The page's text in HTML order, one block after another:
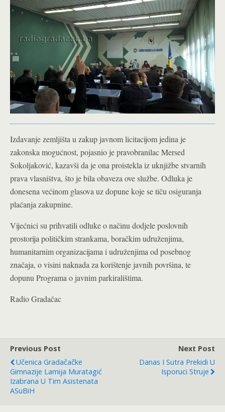
Izdavanje zemljišta u zakup javnom licitacijom jedina je
zakonska mogućnost, pojasnio je pravobranilac Mersed
Sokoljaković, kazavši da je ona proistekla iz uknjižbe stvarnih
prava vlasništva, što je bila obaveza ove službe. Odluka je
donesena većinom glasova uz dopune koje se tiču osiguranja
plaćanja zakupnine.
Vijećnici su prihvatili odluke o načinu dodjele poslovnih
prostorija političkim strankama, boračkim udruženjima,
humanitarnim organizacijama i udruženjima od posebnog
značaja, o visini naknada za korištenje javnih površina, te
dopunu Programa o javnim parkiralištima.
Radio Gradačac
Previous Post
Učenica Gradačačke
Gimnazije Lamija Muratagić
Izabrana U Tim Asistenata
ASuBiH
Next Post
Danas I Sutra Prekidi U
Isporuci Struje